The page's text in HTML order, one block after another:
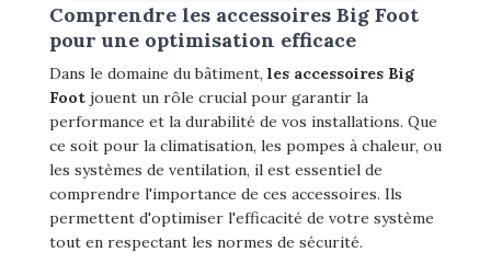
Comprendre les accessoires Big Foot
pour une optimisation efficace
Dans le domaine du bâtiment, les accessoires Big
Foot jouent un rôle crucial pour garantir la
performance et la durabilité de vos installations. Que
ce soit pour la climatisation, les pompes à chaleur, ou
les systèmes de ventilation, il est essentiel de
comprendre l'importance de ces accessoires. Ils
permettent d'optimiser l'efficacité de votre système
tout en respectant les normes de sécurité.